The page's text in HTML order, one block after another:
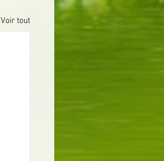
Voir tout